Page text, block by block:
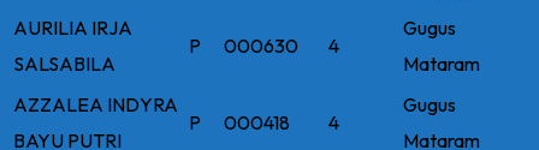
AURILIA IRJA
SALSABILA
P 000630 4
Gugus
Mataram
AZZALEA INDYRA
BAYU PUTRI
P 000418 4
Gugus
Mataram